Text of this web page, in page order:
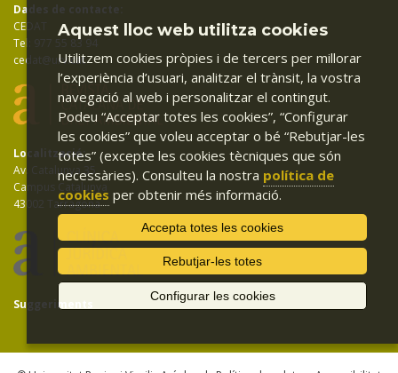
Dades de contacte:
CEDAT
Tel: 977 55 83 94
cedat@urv.cat
Localització:
Av. Catalunya 35
Campus Catalunya
43002 Tarragona
Suggeriments
Aquest lloc web utilitza cookies
Utilitzem cookies pròpies i de tercers per millorar
l’experiència d’usuari, analitzar el trànsit, la vostra
navegació al web i personalitzar el contingut.
Podeu “Acceptar totes les cookies”, “Configurar
les cookies” que voleu acceptar o bé “Rebutjar-les
totes” (excepte les cookies tècniques que són
necessàries). Consulteu la nostra política de
cookies per obtenir més informació.
Accepta totes les cookies
Rebutjar-les totes
Configurar les cookies